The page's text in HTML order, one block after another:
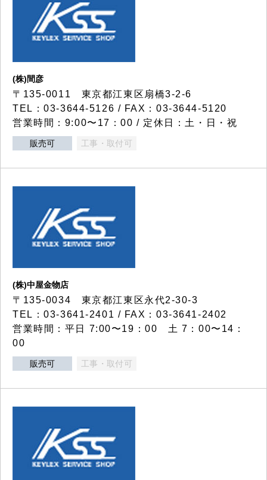
(株)間彦
〒135-0011 東京都江東区扇橋3-2-6
TEL：03-3644-5126 / FAX：03-3644-5120
営業時間：9:00〜17：00 / 定休日：土・日・祝
販売可 工事・取付可
(株)中屋金物店
〒135-0034 東京都江東区永代2-30-3
TEL：03-3641-2401 / FAX：03-3641-2402
営業時間：平日 7:00〜19：00 土 7：00〜14：
00
販売可 工事・取付可